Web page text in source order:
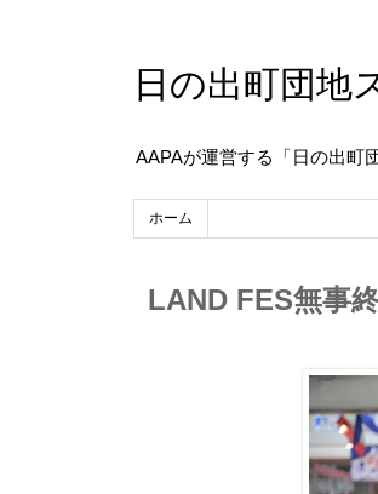
日の出町団地
AAPAが運営する「日の出町
ホーム
LAND FES無事